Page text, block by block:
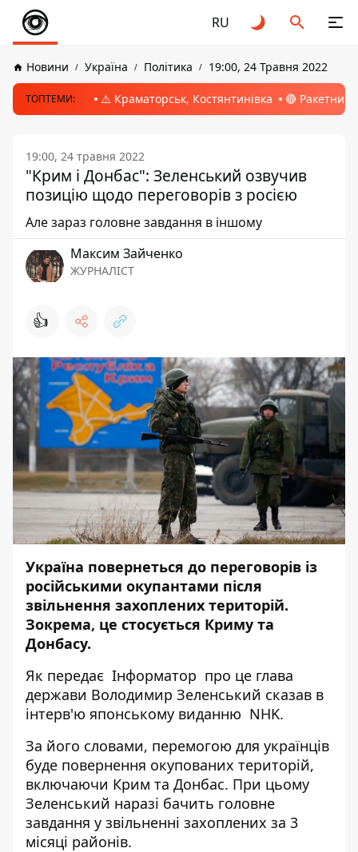
RU
Новини Україна Політика 19:00, 24 Травня 2022
ТОПТЕМИ: ⚠️ Краматорськ, Костянтинівка 🔴 Ракетний
19:00, 24 травня 2022
"Крим і Донбас": Зеленський озвучив
позицію щодо переговорів з росією
Але зараз головне завдання в іншому
Максим Зайченко
ЖУРНАЛІСТ
👍
Україна повернеться до переговорів із
російськими окупантами після
звільнення захоплених територій.
Зокрема, це стосується Криму та
Донбасу.
Як передає Інформатор про це глава
держави Володимир Зеленський сказав в
інтерв'ю японському виданню NHK.
За його словами, перемогою для українців
буде повернення окупованих територій,
включаючи Крим та Донбас. При цьому
Зеленський наразі бачить головне
завдання у звільненні захоплених за 3
місяці районів.